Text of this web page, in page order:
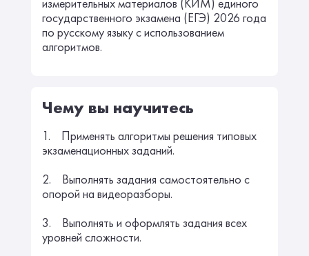
государственного экзамена (ЕГЭ) 2026 года
по русскому языку с использованием
алгоритмов.
Чему вы научитесь
1. Применять алгоритмы решения типовых
экзаменационных заданий.
2. Выполнять задания самостоятельно с
опорой на видеоразборы.
3. Выполнять и оформлять задания всех
уровней сложности.